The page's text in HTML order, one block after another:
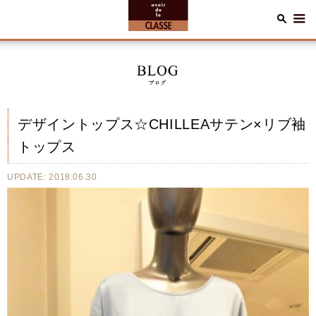
デザイントップス☆CHILLEAサテン×リブ袖
トップス
UPDATE: 2018.06.30